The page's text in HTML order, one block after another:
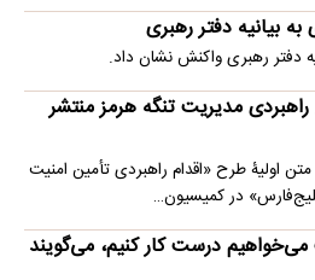
بیانیه دفتر رهبری
دفتر رهبری واکنش نشان داد.
مدیریت تنگه هرمز منتشر
طرح «اقدام راهبردی تأمین امنیت
در کمیسیون…
است می‌خواهیم درست کار کنیم، می‌گویند